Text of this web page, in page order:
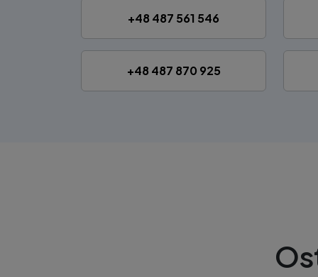
+48 487 561 546
+48 487 870 925